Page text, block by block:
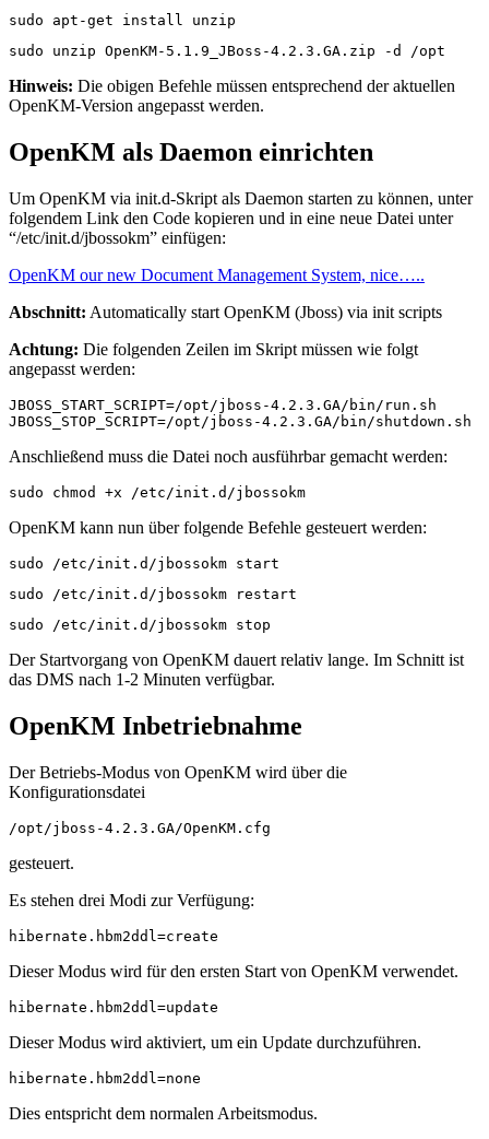
sudo apt-get install unzip
sudo unzip OpenKM-5.1.9_JBoss-4.2.3.GA.zip -d /opt
Hinweis: Die obigen Befehle müssen entsprechend der aktuellen
OpenKM-Version angepasst werden.
OpenKM als Daemon einrichten
Um OpenKM via init.d-Skript als Daemon starten zu können, unter
folgendem Link den Code kopieren und in eine neue Datei unter
“/etc/init.d/jbossokm” einfügen:
OpenKM our new Document Management System, nice…..
Abschnitt: Automatically start OpenKM (Jboss) via init scripts
Achtung: Die folgenden Zeilen im Skript müssen wie folgt
angepasst werden:
JBOSS_START_SCRIPT=/opt/jboss-4.2.3.GA/bin/run.sh
JBOSS_STOP_SCRIPT=/opt/jboss-4.2.3.GA/bin/shutdown.sh
Anschließend muss die Datei noch ausführbar gemacht werden:
sudo chmod +x /etc/init.d/jbossokm
OpenKM kann nun über folgende Befehle gesteuert werden:
sudo /etc/init.d/jbossokm start
sudo /etc/init.d/jbossokm restart
sudo /etc/init.d/jbossokm stop
Der Startvorgang von OpenKM dauert relativ lange. Im Schnitt ist
das DMS nach 1-2 Minuten verfügbar.
OpenKM Inbetriebnahme
Der Betriebs-Modus von OpenKM wird über die
Konfigurationsdatei
/opt/jboss-4.2.3.GA/OpenKM.cfg
gesteuert.
Es stehen drei Modi zur Verfügung:
hibernate.hbm2ddl=create
Dieser Modus wird für den ersten Start von OpenKM verwendet.
hibernate.hbm2ddl=update
Dieser Modus wird aktiviert, um ein Update durchzuführen.
hibernate.hbm2ddl=none
Dies entspricht dem normalen Arbeitsmodus.